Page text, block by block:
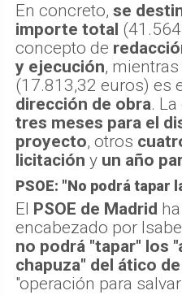
En concreto, se
importe total
concepto de
y ejecución,
(17.813,32 euros) es
dirección de obra.
tres meses para el
proyecto, otros
licitación y un año
PSOE: "No podrá tapar
El PSOE de Madrid
encabezado por
no podrá "tapar" los
chapuza" del ático
"operación para